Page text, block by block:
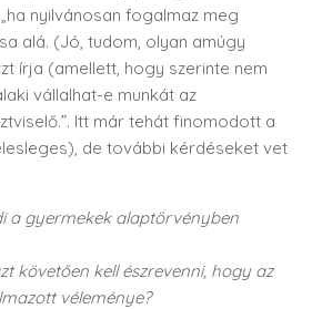
nyilvánosan fogalmaz meg
alá. (Jó, tudom, olyan amúgy
írja (amellett, hogy szerinte nem
vállalhat-e munkát az
Itt már tehát finomodott a
de további kérdéseket vet
a gyermekek alaptörvényben
követően kell észrevenni, hogy az
véleménye?